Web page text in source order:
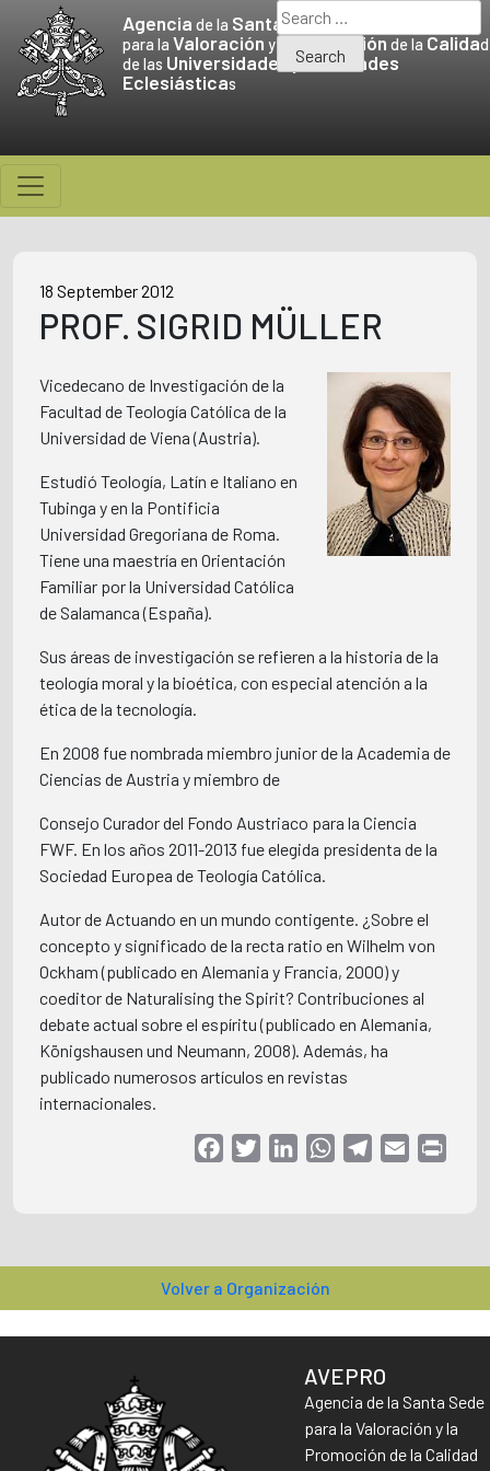
content
Agencia de la Santa Sede
para la Valoración y la Promociónde la Calidad
de las Universidades yFacultades
Eclesiásticas
Search
for:
18 September 2012
PROF. SIGRID MÜLLER
Vicedecano de Investigación de la
Facultad de Teología Católica de la
Universidad de Viena (Austria).
Estudió Teología, Latín e Italiano en
Tubinga y en la Pontificia
Universidad Gregoriana de Roma.
Tiene una maestría en Orientación
Familiar por la Universidad Católica
de Salamanca (España).
Sus áreas de investigación se refieren a la historia de la
teología moral y la bioética, con especial atención a la
ética de la tecnología.
En 2008 fue nombrada miembro junior de la Academia de
Ciencias de Austria y miembro de
Consejo Curador del Fondo Austriaco para la Ciencia
FWF. En los años 2011-2013 fue elegida presidenta de la
Sociedad Europea de Teología Católica.
Autor de Actuando en un mundo contigente. ¿Sobre el
concepto y significado de la recta ratio en Wilhelm von
Ockham (publicado en Alemania y Francia, 2000) y
coeditor de Naturalising the Spirit? Contribuciones al
debate actual sobre el espíritu (publicado en Alemania,
Königshausen und Neumann, 2008). Además, ha
publicado numerosos artículos en revistas
internacionales.
FacebookTwitterLinkedInWhatsAppTelegram
Email
Volver a Organización
AVEPRO
Agencia de la Santa Sede
para la Valoración y la
Promoción de la Calidad